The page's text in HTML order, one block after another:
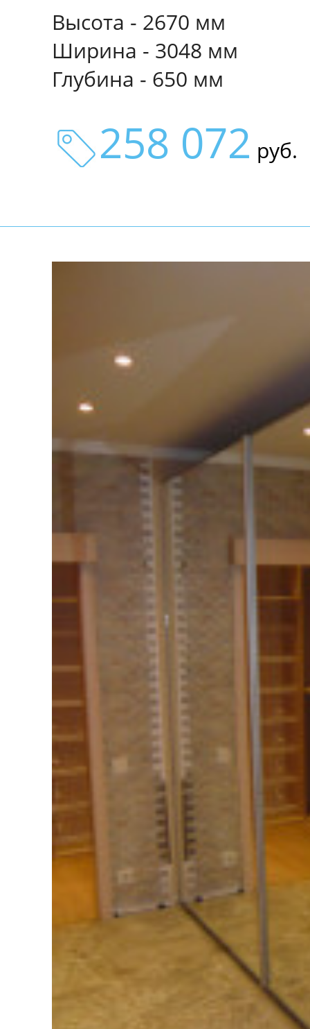
Высота - 2670 мм
Ширина - 3048 мм
Глубина - 650 мм
258 072 руб.